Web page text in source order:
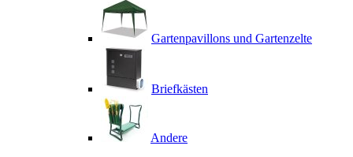
Gartenpavillons und Gartenzelte
Briefkästen
Andere